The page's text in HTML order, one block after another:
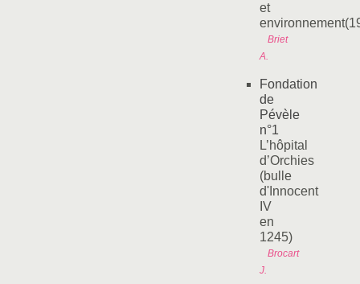
et
Briet
A.
Fondation
de
Pévèle
n°1
L’hôpital
d’Orchies
(bulle
d'Innocent
IV
en
1245)
Brocart
J.